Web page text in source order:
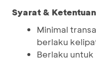
Syarat &
Minimal
berlaku
Berlaku untuk